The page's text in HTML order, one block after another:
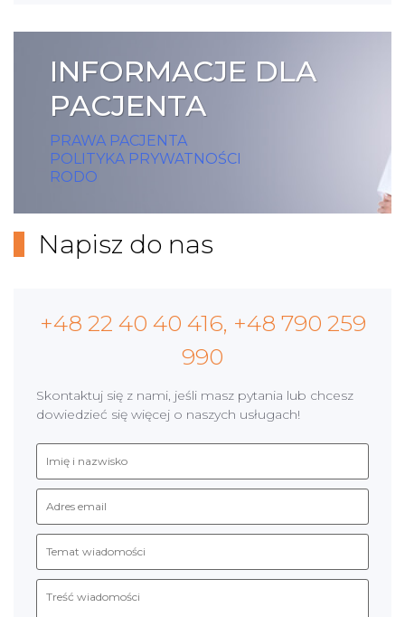
INFORMACJE DLA
PACJENTA
PRAWA PACJENTA
POLITYKA PRYWATNOŚCI
RODO
Napisz do nas
+48 22 40 40 416, +48 790 259
990
Skontaktuj się z nami, jeśli masz pytania lub chcesz
dowiedzieć się więcej o naszych usługach!